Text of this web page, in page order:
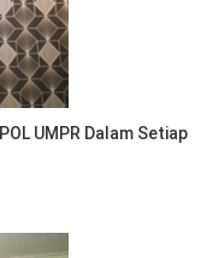
UMPR Dalam Setiap